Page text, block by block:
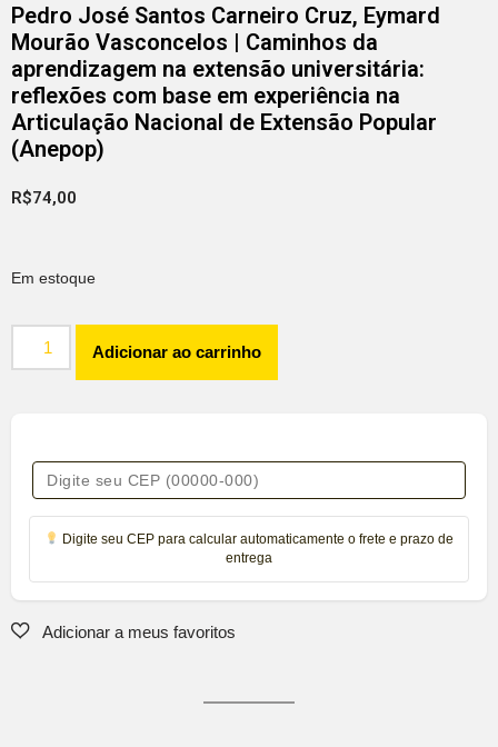
Pedro José Santos Carneiro Cruz, Eymard
Mourão Vasconcelos | Caminhos da
aprendizagem na extensão universitária:
reflexões com base em experiência na
Articulação Nacional de Extensão Popular
(Anepop)
R$74,00
Em estoque
Adicionar ao carrinho
Digite seu CEP para calcular automaticamente o frete e prazo de
entrega